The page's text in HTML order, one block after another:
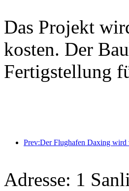
Das Projekt
kosten. Der
Fertigstellung
Adresse: 1